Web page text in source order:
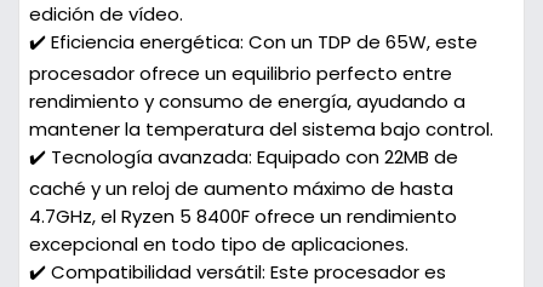
edición de vídeo.
✔️ Eficiencia energética: Con un TDP de 65W, este
procesador ofrece un equilibrio perfecto entre
rendimiento y consumo de energía, ayudando a
mantener la temperatura del sistema bajo control.
✔️ Tecnología avanzada: Equipado con 22MB de
caché y un reloj de aumento máximo de hasta
4.7GHz, el Ryzen 5 8400F ofrece un rendimiento
excepcional en todo tipo de aplicaciones.
✔️ Compatibilidad versátil: Este procesador es